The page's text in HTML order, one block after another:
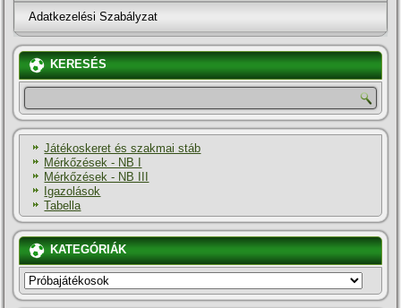
Adatkezelési Szabályzat
KERESÉS
Játékoskeret és szakmai stáb
Mérkőzések - NB I
Mérkőzések - NB III
Igazolások
Tabella
KATEGÓRIÁK
KATEGÓRIÁK